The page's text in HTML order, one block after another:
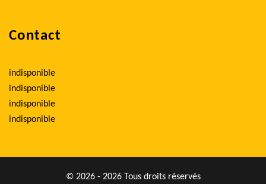
Contact
indisponible
indisponible
indisponible
indisponible
© 2026 - 2026 Tous droits réservés